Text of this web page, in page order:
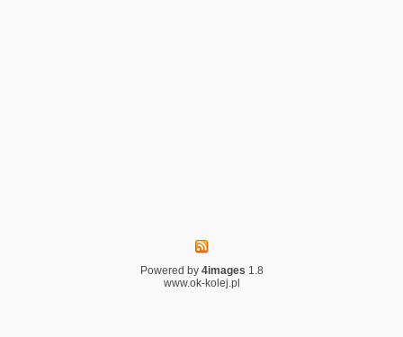
Powered by 4images 1.8
www.ok-kolej.pl